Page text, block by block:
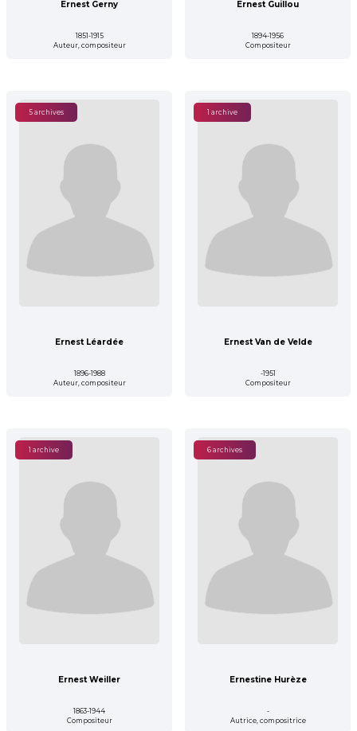
Ernest Gerny
1851-1915
Auteur, compositeur
Ernest Guillou
1894-1956
Compositeur
5 archives
Ernest Léardée
1896-1988
Auteur, compositeur
1 archive
Ernest Van de Velde
-1951
Compositeur
1 archive
Ernest Weiller
1863-1944
Compositeur
6 archives
Ernestine Hurèze
-
Autrice, compositrice